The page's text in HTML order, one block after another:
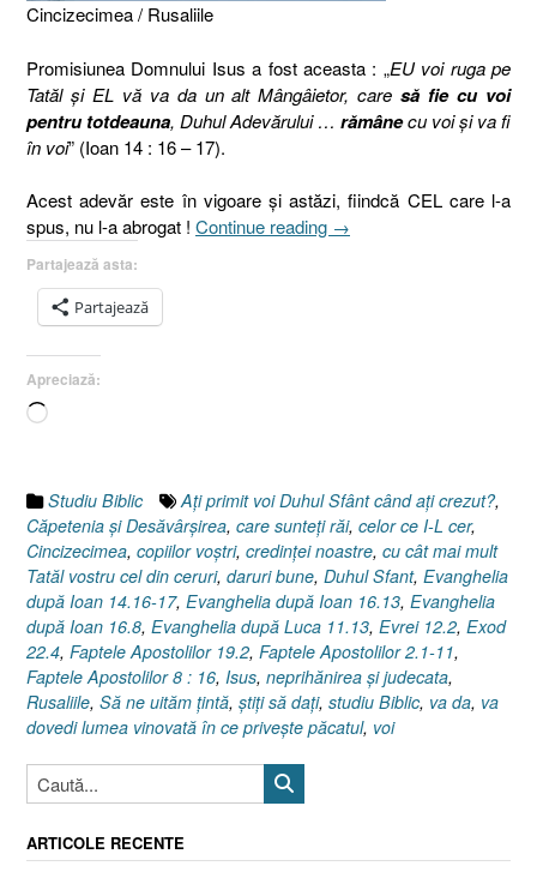
Cincizecimea / Rusaliile
Promisiunea Domnului Isus a fost aceasta : „EU voi ruga pe
Tatăl şi EL vă va da un alt Mângâietor, caresă fie cu voi
pentru totdeauna, Duhul Adevărului … rămânecu voi şi va fi
în voi” (Ioan 14 : 16 – 17).
Acest adevăr este în vigoare şi astăzi, fiindcă CEL care l-a
spus, nu l-a abrogat ! Continue reading „Duhul
→
Partajează asta:
Partajează
Apreciază:
Încarc...
Studiu Biblic Aţi primit voi Duhul Sfânt când aţi crezut?,
Căpetenia şi Desăvârşirea, care sunteţi răi, celor ce I-L cer,
Cincizecimea, copiilor voştri, credinţei noastre, cu cât mai mult
Tatăl vostru cel din ceruri, daruri bune, Duhul Sfant, Evanghelia
după Ioan 14.16-17, Evanghelia după Ioan 16.13, Evanghelia
după Ioan 16.8, Evanghelia după Luca 11.13, Evrei 12.2, Exod
22.4, Faptele Apostolilor 19.2, Faptele Apostolilor 2.1-11,
Faptele Apostolilor 8 : 16, Isus, neprihănirea şi judecata,
Rusaliile, Să ne uităm ţintă, ştiţi să daţi, studiu Biblic, va da, va
dovedi lumea vinovată în ce priveşte păcatul, voi
ARTICOLE RECENTE